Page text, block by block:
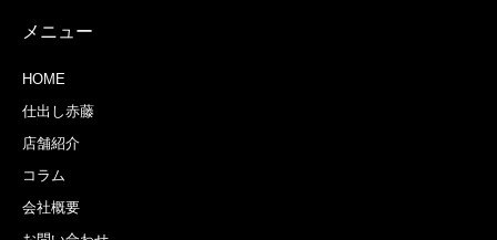
メニュー
HOME
仕出し赤藤
店舗紹介
コラム
会社概要